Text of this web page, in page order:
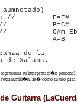
aumnetado)
E=F#
B=C#
A=B
de la
su interpretaci�n
as� como su uso para
Guitarra